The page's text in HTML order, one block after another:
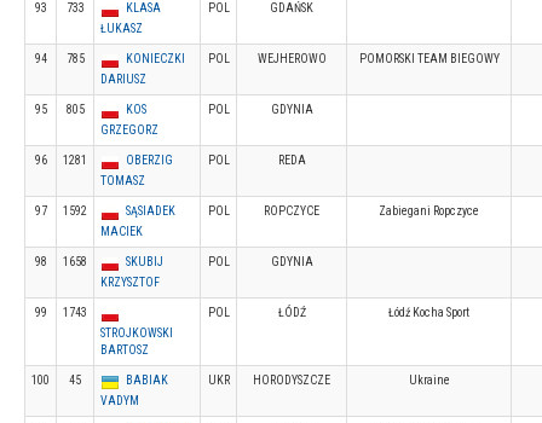
93 733
KLASA
ŁUKASZ
POL GDAŃSK
94 785
KONIECZKI
DARIUSZ
POL WEJHEROWO POMORSKI TEAM BIEGOWY
95 805
KOS
GRZEGORZ
POL GDYNIA
96 1281
OBERZIG
TOMASZ
POL REDA
97 1592
SĄSIADEK
MACIEK
POL ROPCZYCE Zabiegani Ropczyce
98 1658
SKUBIJ
KRZYSZTOF
POL GDYNIA
99
1743
STROJKOWSKI
BARTOSZ
POL ŁÓDŹ Łódź Kocha Sport
100 45
BABIAK
VADYM
UKR HORODYSZCZE Ukraine